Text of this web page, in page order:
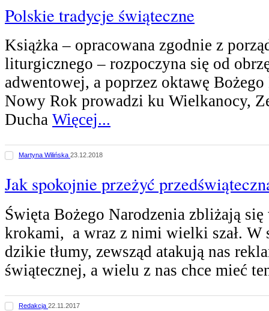
Polskie tradycje świąteczne
Książka – opracowana zgodnie z
liturgicznego – rozpoczyna się od
adwentowej, a poprzez oktawę
Nowy Rok prowadzi ku Wielkanocy,
Ducha Więcej...
Martyna Wilińska 23.12.2018
Jak spokojnie przeżyć
Święta Bożego Narodzenia zbliżają
krokami, a wraz z nimi wielki szał. W
dzikie tłumy, zewsząd atakują nas
świątecznej, a wielu z nas chce mieć
Redakcja 22.11.2017